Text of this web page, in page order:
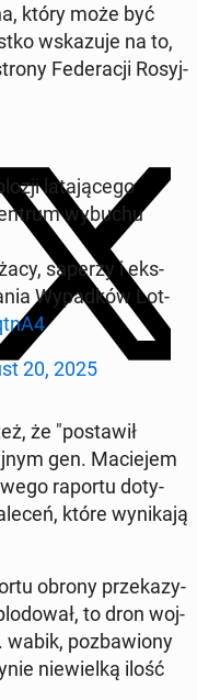
który może być
wska­zu­je na to,
Fe­de­ra­cji Ro­syj­
la­ta­ją­ce­go
wybuchu
saperzy i eks­
Wy­pad­ków Lot­
20, 2025
że "po­sta­wił
gen. Ma­cie­jem
raportu do­ty­
które wy­ni­ka­ją
obrony prze­ka­zy­
to dron woj­
wabik, po­zba­wio­ny
nie­wiel­ką ilość